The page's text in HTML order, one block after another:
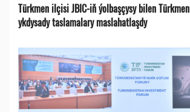
Türkmen ilçisi JBIC-iň ýolbaşçysy bilen
ykdysady taslamalary maslahatlaşdy